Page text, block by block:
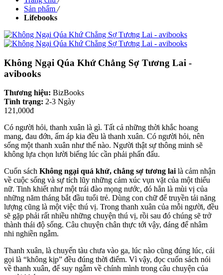
Sản phẩm /
Lifebooks
Không Ngại Qúa Khứ Chẳng Sợ Tương Lai -
avibooks
Thương hiệu: BizBooks
Tình trạng: 2-3 Ngày
121,000đ
Có người hỏi, thanh xuân là gì. Tất cả những thời khắc hoang
mang, đau đớn, ấm áp kia đều là thanh xuân. Có người hỏi, nên
sống một thanh xuân như thế nào. Người thật sự thông minh sẽ
không lựa chọn lười biếng lúc cần phải phấn đấu.
Cuốn sách Không ngại quá khứ, chẳng sợ tương lailà cảm nhận
về cuộc sống và sự tích lũy những cảm xúc vụn vặt của một thiếu
nữ. Tinh khiết như một trái đào mọng nước, đó hẳn là mùi vị của
những năm tháng bắt đầu tuổi trẻ. Dùng con chữ để truyền tải năng
lượng cũng là một việc thú vị. Trong thanh xuân của mỗi người, đều
sẽ gặp phải rất nhiều những chuyện thú vị, rồi sau đó chúng sẽ trở
thành thái độ sống. Câu chuyện chân thực tới vậy, đáng để nhâm
nhi nghiền ngẫm.
Thanh xuân, là chuyến tàu chưa vào ga, lúc nào cũng đúng lúc, cái
gọi là “không kịp” đều đúng thời điểm. Vì vậy, đọc cuốn sách nói
về thanh xuân, để suy ngẫm về chính mình trong câu chuyện của